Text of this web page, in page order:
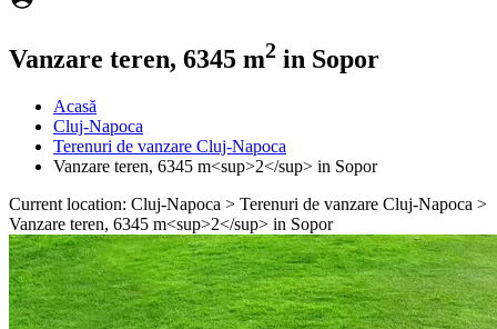
Vanzare teren, 6345 m2 in Sopor
Acasă
Cluj-Napoca
Terenuri de vanzare Cluj-Napoca
Vanzare teren, 6345 m<sup>2</sup> in Sopor
Current location: Cluj-Napoca > Terenuri de vanzare Cluj-Napoca >
Vanzare teren, 6345 m<sup>2</sup> in Sopor